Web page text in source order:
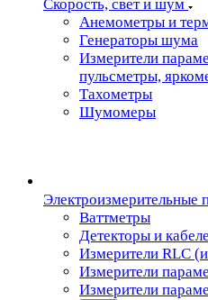
Скорость, свет и шум
Анемометры и
Генераторы шума
Измерители
пульсметры,
Тахометры
Шумомеры
Электроизмерительные
Ваттметры
Детекторы и
Измерители RLC
Измерители
Измерители